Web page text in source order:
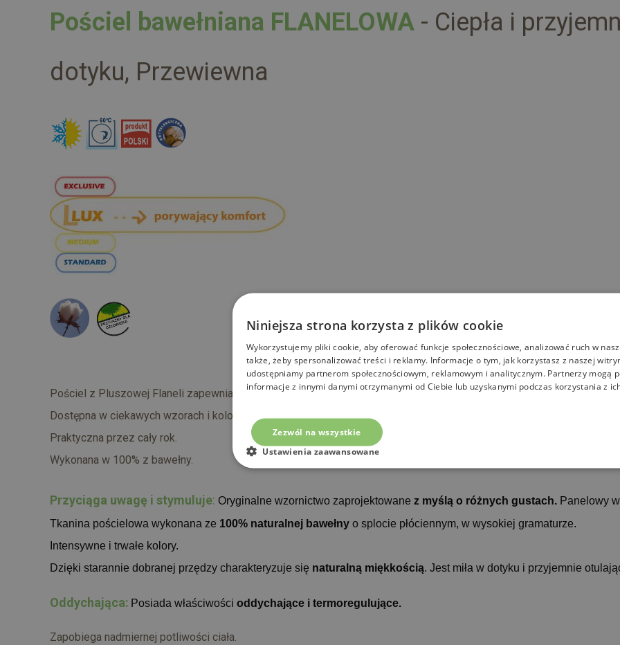
Pościel bawełniana FLANELOWA - Ciepła i
dotyku, Przewiewna
Pościel z Pluszowej Flaneli zapewnia Ciepło dla zmarzluchów
Dostępna w ciekawych wzorach i kolorach.
Praktyczna przez cały rok.
Wykonana w 100% z bawełny.
Przyciąga uwagę i stymuluje: Oryginalne wzornictwo zaprojektowane z myślą o różnych gustach. Panelowy
Tkanina pościelowa wykonana ze 100% naturalnej bawełny o splocie płóciennym, w wysokiej gramaturze.
Intensywne i trwałe kolory.
Dzięki starannie dobranej przędzy charakteryzuje się naturalną miękkością. Jest miła w dotyku i przyjemnie
Oddychająca: Posiada właściwości oddychające i termoregulujące.
Zapobiega nadmiernej potliwości ciała.
Niniejsza strona korzysta z plików cookie
Wykorzystujemy pliki cookie, aby oferować funkcje społecznościowe, analizować ruch w
także, żeby spersonalizować treści i reklamy. Informacje o tym, jak korzystasz z naszej
udostępniamy partnerom społecznościowym, reklamowym i analitycznym. Partnerzy mogą
informacje z innymi danymi otrzymanymi od Ciebie lub uzyskanymi podczas korzystania z
Zezwól na wszystkie
Ustawienia zaawansowane